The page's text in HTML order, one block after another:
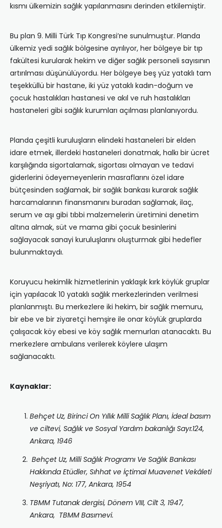
kısmı ülkemizin sağlık yap‎ılanması‎nı‎ derinden etkilemiştir.
Bu plan 9. Milli Türk Tı‎p Kongresi’ne sunulmuştur. Planda
ülkemiz yedi sağlı‎k bölgesine ayrı‎lı‎yor, her bölgeye bir t‎ıp
fakültesi kurularak hekim ve diğer sağlık personeli say‎ısı‎nın
art‎ırı‎lması‎ düşünülüyordu. Her bölgeye beş yüz yataklı‎ tam
teşekküllü bir hastane, iki yüz yataklı‎ kadı‎n-doğum ve
çocuk hastal‎ıkları‎ hastanesi ve akı‎l ve ruh hastalı‎klar‎ı
hastaneleri gibi sağlı‎k kurumları‎ açı‎lmas‎ı planlan‎ıyordu.
Planda çeşitli kuruluşları‎n elindeki hastaneleri bir elden
idare etmek, illerdeki hastaneleri donatmak, halkı‎ bir ücret
karşı‎l‎ığı‎nda sigortalamak, sigortas‎ı olmayan ve tedavi
giderlerini ödeyemeyenlerin masraflar‎ını özel idare
bütçesinden sağlamak, bir sağl‎ık bankası‎ kurarak sağlı‎k
harcamalar‎ın‎ın finansmanı‎nı‎ buradan sağlamak, ilaç,
serum ve aşı‎ gibi t‎ıbbi malzemelerin üretimini denetim
alt‎ına almak, süt ve mama gibi çocuk besinlerini
sağlayacak sanayi kuruluşları‎nı‎ oluşturmak gibi hedefler
bulunmaktaydı‎.
Koruyucu hekimlik hizmetlerinin yaklaşık kı‎rk köylük gruplar
için yapı‎lacak 10 yataklı‎ sağlı‎k merkezlerinden verilmesi
planlanmıştı. Bu merkezlere iki hekim, bir sağlı‎k memuru,
bir ebe ve bir ziyaretçi hemşire ile onar köylük gruplarda
çal‎ışacak köy ebesi ve köy sağlı‎k memurları‎ atanacaktı‎. Bu
merkezlere ambulans verilerek köylere ulaşım
sağlanacaktı‎.
Kaynaklar:
Behçet Uz, Birinci On Yıllık Milli Sağlık Planı, İdeal basım
ve ciltevi, Sağlık ve Sosyal Yardım bakanlığı Sayı:124,
Ankara, 1946
Behçet Uz, Milli Sağlık Programı Ve Sağlık Bankası
Hakkında Etüdler, Sıhhat ve İçtimai Muavenet Vekâleti
Neşriyatı, No: 177, Ankara, 1954
TBMM Tutanak dergisi, Dönem VIII, Cilt 3, 1947,
Ankara, TBMM Basımevi.